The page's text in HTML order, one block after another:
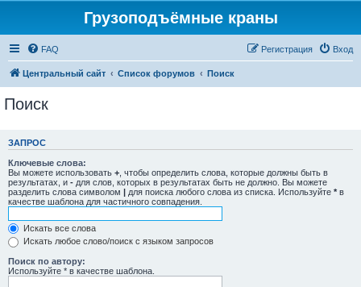
Грузоподъёмные краны
FAQ Вход
Регистрация
Центральный сайт Список форумов Поиск
Поиск
ЗАПРОС
Ключевые слова:
Вы можете использовать + , чтобы определить слова, которые должны быть в
результатах, и - для слов, которых в результатах быть не должно. Вы можете
разделить слова символом | для поиска любого слова из списка. Используйте * в
качестве шаблона для частичного совпадения.
Искать все слова
Искать любое слово/поиск с языком запросов
Поиск по автору:
Используйте * в качестве шаблона.